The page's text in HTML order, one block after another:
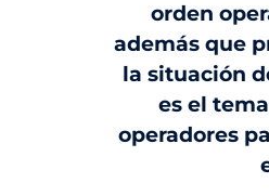
orden
además que
la situación
es el
operadores